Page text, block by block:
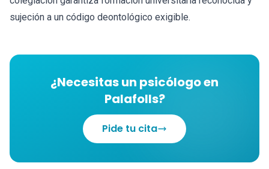
sujeción a un código deontológico exigible.
¿Necesitas un psicólogo en
Palafolls?
Pide tu cita